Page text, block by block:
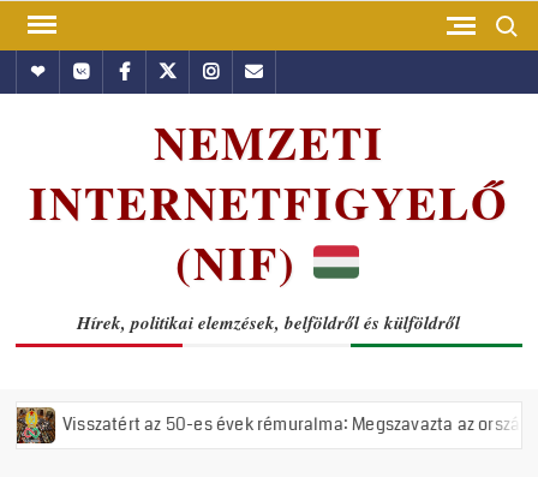
Skip
contentHundubVkontakte
Facebook
TwitterInstagram
Email
NEMZETI
INTERNETFIGYELŐ
(NIF)
Hírek, politikai elemzések, belföldről és külföldről
az 50-es évek rémuralma: Megszavazta az országgyűlés a tiszás